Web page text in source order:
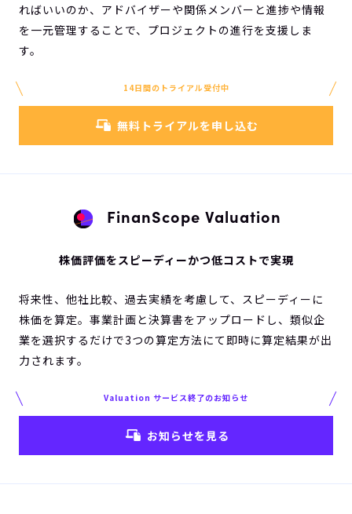
ればいいのか、アドバイザーや関係メンバーと進捗や情報
を一元管理することで、プロジェクトの進行を支援しま
す。
14日間のトライアル受付中
無料トライアルを申し込む
FinanScope Valuation
株価評価をスピーディーかつ低コストで実現
将来性、他社比較、過去実績を考慮して、スピーディーに
株価を算定。事業計画と決算書をアップロードし、類似企
業を選択するだけで3つの算定方法にて即時に算定結果が出
力されます。
Valuation サービス終了のお知らせ
お知らせを見る